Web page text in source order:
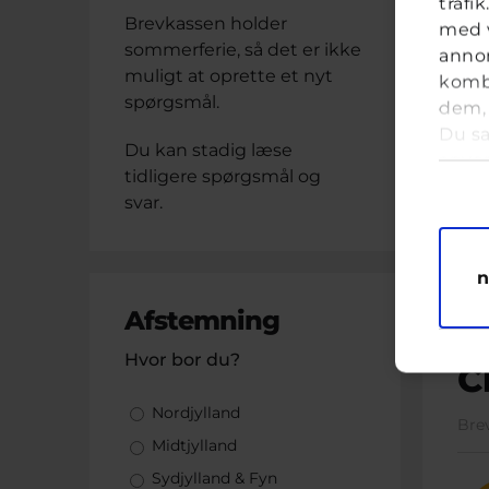
med
Du
Brevkassen holder
sommerferie, så det er ikke
muligt at oprette et nyt
spørgsmål.
Du kan stadig læse
tidligere spørgsmål og
svar.
Afstemning
Hvor bor du?
Valgmuligheder
Nordjylland
Midtjylland
Sydjylland & Fyn